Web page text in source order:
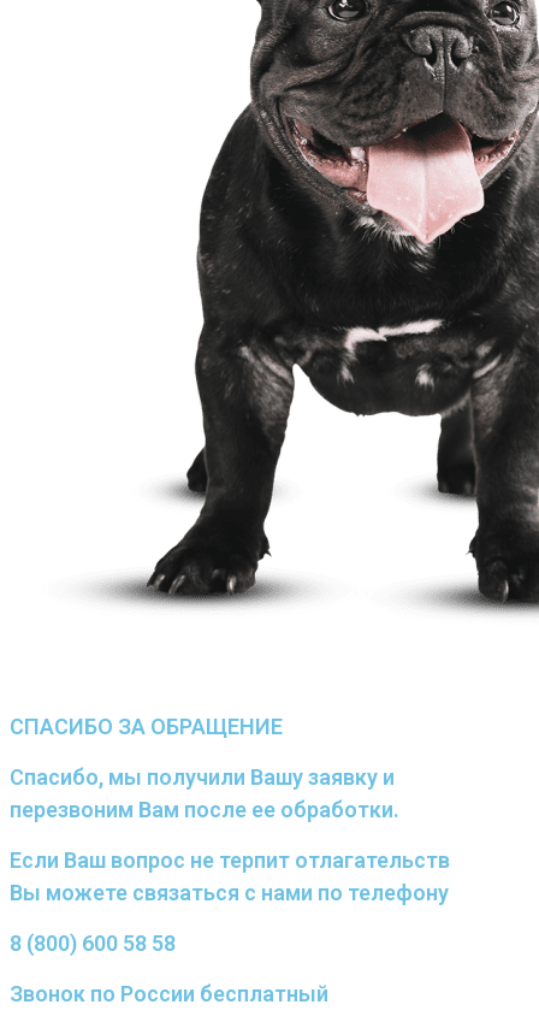
СПАСИБО ЗА ОБРАЩЕНИЕ
Спасибо, мы получили Вашу заявку и
перезвоним Вам после ее обработки.
Если Ваш вопрос не терпит отлагательств
Вы можете связаться с нами по телефону
8 (800) 600 58 58
Звонок по России бесплатный